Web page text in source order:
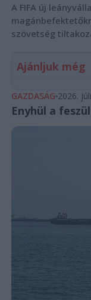
A FIFA új
szövetség
Ajánljuk még
GAZDASÁG 2026.
Enyhül a